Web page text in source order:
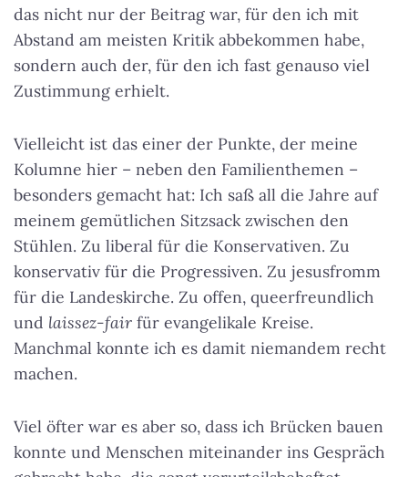
das nicht nur der Beitrag war, für den ich mit
Abstand am meisten Kritik abbekommen habe,
sondern auch der, für den ich fast genauso viel
Zustimmung erhielt.
Vielleicht ist das einer der Punkte, der meine
Kolumne hier – neben den Familienthemen –
besonders gemacht hat: Ich saß all die Jahre auf
meinem gemütlichen Sitzsack zwischen den
Stühlen. Zu liberal für die Konservativen. Zu
konservativ für die Progressiven. Zu jesusfromm
für die Landeskirche. Zu offen, queerfreundlich
und laissez-fair für evangelikale Kreise.
Manchmal konnte ich es damit niemandem recht
machen.
Viel öfter war es aber so, dass ich Brücken bauen
konnte und Menschen miteinander ins Gespräch